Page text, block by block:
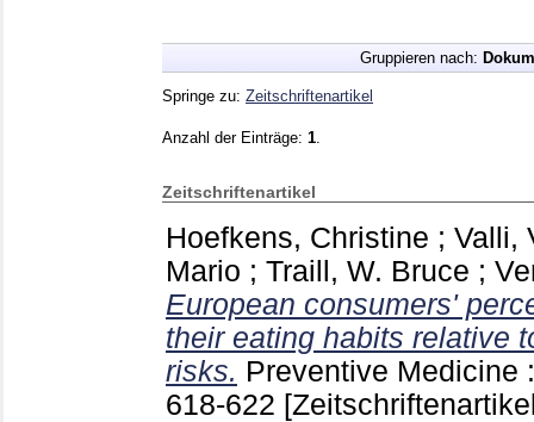
Gruppieren nach:
Springe zu: Zeitschriftenartikel
Anzahl der Einträge: 1
Zeitschriftenartikel
Hoefkens, Christine ; Valli,
Mario ; Traill, W. Bruce ;
European consumers'
their eating habits relative
risks. Preventive Medicine
618-622